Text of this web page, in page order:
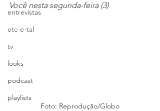
entrevistas
etc-e-tal
tv
looks
podcast
playlists
Você nesta segunda-feira (3)
Foto: Reprodução/Globo